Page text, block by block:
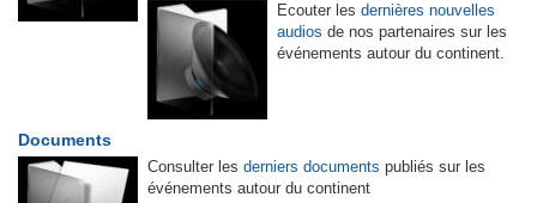
Ecouter les dernières nouvelles
audios de nos partenaires sur les
événements autour du continent.
Documents
Consulter les derniers documents publiés sur les
événements autour du continent